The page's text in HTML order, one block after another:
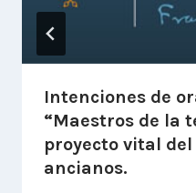
Intenciones de
“Maestros de la
proyecto vital
ancianos.